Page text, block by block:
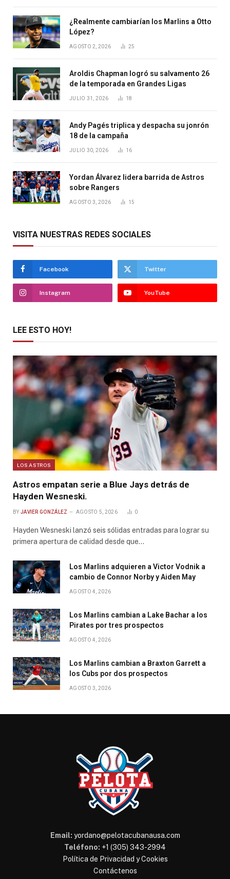
¿Realmente cambiarían los Marlins a Otto
López?
AGOSTO 2, 2026 25
Aroldis Chapman logró su salvamento 26
de la temporada en Grandes Ligas
JULIO 31, 2026 18
Andy Pagés triplica y despacha su jonrón
18 de la campaña
JULIO 30, 2026 16
Yordan Álvarez lidera barrida de Astros
sobre Rangers
AGOSTO 3, 2026 15
VISITA NUESTRAS REDES SOCIALES
Facebook Twitter
Instagram YouTube
LEE ESTO HOY!
LOS ASTROS
Astros empatan serie a Blue Jays detrás de
Hayden Wesneski.
BY JAVIER GONZÁLEZ AGOSTO 5, 2026 0
Hayden Wesneski lanzó seis sólidas entradas para lograr su
primera apertura de calidad desde que…
Los Marlins adquieren a Victor Vodnik a
cambio de Connor Norby y Aiden May
AGOSTO 4, 2026
Los Marlins cambian a Lake Bachar a los
Pirates por tres prospectos
AGOSTO 4, 2026
Los Marlins cambian a Braxton Garrett a
los Cubs por dos prospectos
AGOSTO 3, 2026
Email: yordano@pelotacubanausa.com
Teléfono: +1 (305) 343-2994
Política de Privacidad y Cookies
Contáctenos